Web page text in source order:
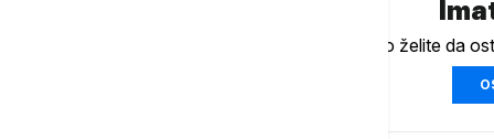
Ukoliko želite da